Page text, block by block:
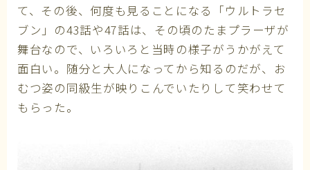
て、その後、何度も見ることになる「ウルトラセ
ブン」の43話や47話は、その頃のたまプラーザが
舞台なので、いろいろと当時の様子がうかがえて
面白い。随分と大人になってから知るのだが、お
むつ姿の同級生が映りこんでいたりして笑わせて
もらった。